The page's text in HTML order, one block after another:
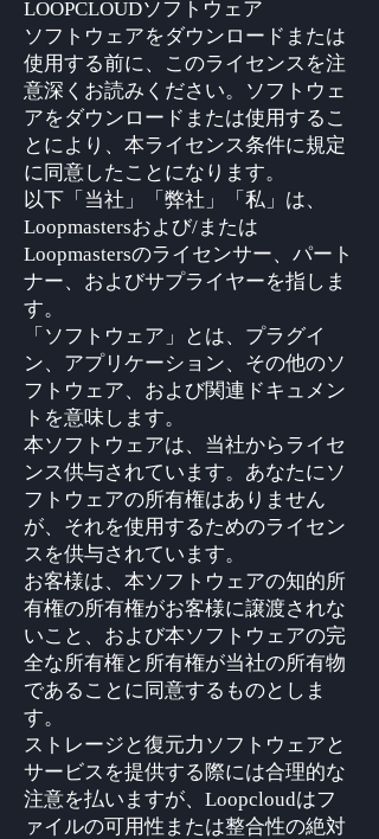
LOOPCLOUDソフトウェア
ソフトウェアをダウンロードまたは
使用する前に、このライセンスを注
意深くお読みください。ソフトウェ
アをダウンロードまたは使用するこ
とにより、本ライセンス条件に規定
に同意したことになります。
以下「当社」「弊社」「私」は、
Loopmastersおよび/または
Loopmastersのライセンサー、パート
ナー、およびサプライヤーを指しま
す。
「ソフトウェア」とは、プラグイ
ン、アプリケーション、その他のソ
フトウェア、および関連ドキュメン
トを意味します。
本ソフトウェアは、当社からライセ
ンス供与されています。あなたにソ
フトウェアの所有権はありません
が、それを使用するためのライセン
スを供与されています。
お客様は、本ソフトウェアの知的所
有権の所有権がお客様に譲渡されな
いこと、および本ソフトウェアの完
全な所有権と所有権が当社の所有物
であることに同意するものとしま
す。
ストレージと復元力ソフトウェアと
サービスを提供する際には合理的な
注意を払いますが、Loopcloudはフ
ァイルの可用性または整合性の絶対